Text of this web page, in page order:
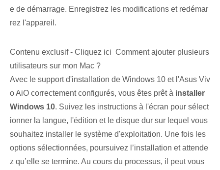
e de démarrage. Enregistrez les modifications et redémar
rez l'appareil.
Contenu exclusif - Cliquez ici Comment ajouter plusieurs
utilisateurs sur mon Mac ?
Avec le support d'installation de Windows 10 et l'Asus Viv
o AiO correctement configurés, vous êtes prêt à installer
Windows 10. Suivez les instructions à l'écran pour sélect
ionner la langue, l'édition et le disque dur sur lequel vous
souhaitez installer le système d'exploitation. Une fois les
options sélectionnées, poursuivez l’installation et attende
z qu’elle se termine. Au cours du processus, il peut vous